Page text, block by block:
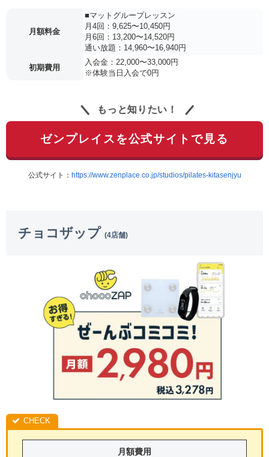
月額料金
■マットグループレッスン
月4回：9,625〜10,450円
月6回：13,200〜14,520円
通い放題：14,960〜16,940円
初期費用
入会金：22,000〜33,000円
※体験当日入会で0円
もっと知りたい！
ゼンプレイスを公式サイトで見る
公式サイト： https://www.zenplace.co.jp/studios/pilates-kitasenjyu
チョコザップ (4店舗)
月額費用